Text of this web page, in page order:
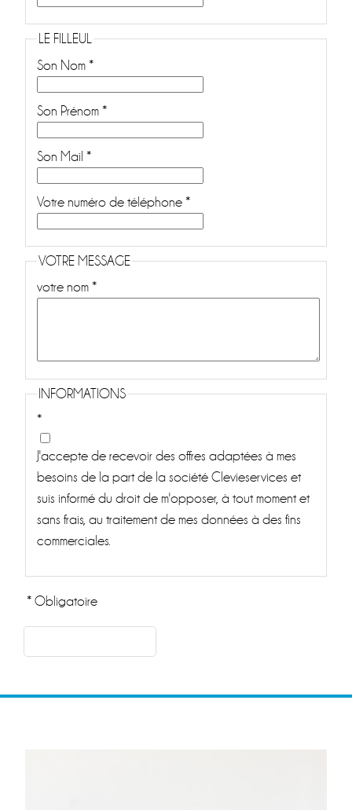
LE FILLEUL
Son Nom *
Son Prénom *
Son Mail *
Votre numéro de téléphone *
VOTRE MESSAGE
votre nom *
INFORMATIONS
*
J'accepte de recevoir des offres adaptées à mes
besoins de la part de la société Clevieservices et
suis informé du droit de m'opposer, à tout moment et
sans frais, au traitement de mes données à des fins
commerciales.